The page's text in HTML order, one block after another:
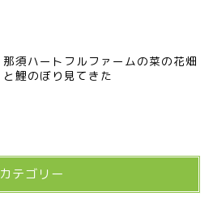
那須ハートフルファームの菜の花畑
と鯉のぼり見てきた
カテゴリー